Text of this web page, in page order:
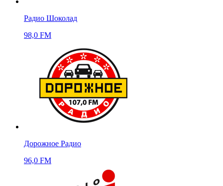
Радио Шоколад
98,0 FM
Дорожное Радио
96,0 FM